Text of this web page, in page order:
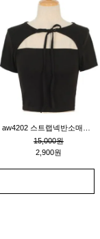
15,000원
2,900원